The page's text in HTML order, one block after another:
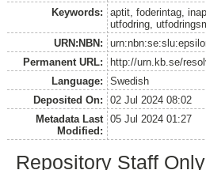
Keywords:
aptit, foderintag,
utfodring,
URN:NBN:
Permanent URL:
http://urn.kb.se/
Language:
Swedish
Deposited On:
02 Jul 2024 08:02
Metadata Last
Modified:
05 Jul 2024 01:27
Repository Staff